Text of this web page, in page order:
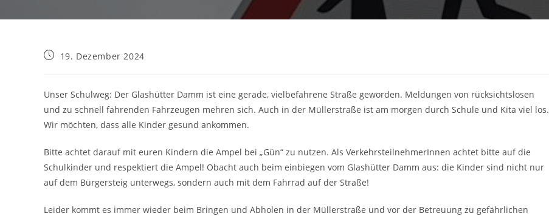
19. Dezember 2024
Unser Schulweg: Der Glashütter Damm ist eine gerade, vielbefahrene Straße geworden. Meldungen von rücksichtslosen
und zu schnell fahrenden Fahrzeugen mehren sich. Auch in der Müllerstraße ist am morgen durch Schule und Kita viel los.
Wir möchten, dass alle Kinder gesund ankommen.
Bitte achtet darauf mit euren Kindern die Ampel bei „Gün“ zu nutzen. Als VerkehrsteilnehmerInnen achtet bitte auf die
Schulkinder und respektiert die Ampel! Obacht auch beim einbiegen vom Glashütter Damm aus: die Kinder sind nicht nur
auf dem Bürgersteig unterwegs, sondern auch mit dem Fahrrad auf der Straße!
Leider kommt es immer wieder beim Bringen und Abholen in der Müllerstraße und vor der Betreuung zu gefährlichen